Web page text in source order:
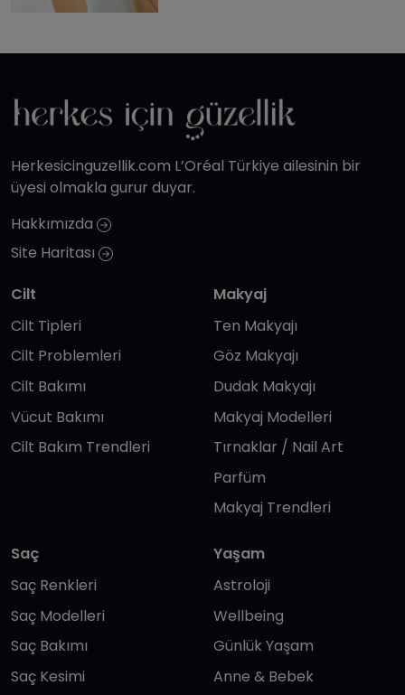
Herkesicinguzellik.com L’Oréal Türkiye ailesinin bir
üyesi olmakla gurur duyar.
Hakkımızda
Site Haritası
Cilt
Cilt Tipleri
Cilt Problemleri
Cilt Bakımı
Vücut Bakımı
Cilt Bakım Trendleri
Makyaj
Ten Makyajı
Göz Makyajı
Dudak Makyajı
Makyaj Modelleri
Tırnaklar / Nail Art
Parfüm
Makyaj Trendleri
Saç
Saç Renkleri
Saç Modelleri
Saç Bakımı
Saç Kesimi
Yaşam
Astroloji
Wellbeing
Günlük Yaşam
Anne & Bebek